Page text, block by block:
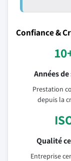
Confiance &
Années
Prestation
depuis la
Qualité
Entreprise